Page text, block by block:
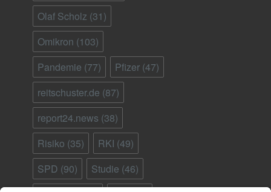
Olaf Scholz (31)
Omikron (103)
Pandemie (77) Pfizer (47)
reitschuster.de (87)
report24.news (38)
Risiko (35) RKI (49)
SPD (90) Studie (46)